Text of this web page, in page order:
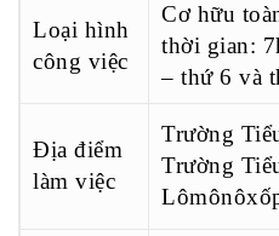
Loại hình
công việc
Cơ hữu
thời gian:
– thứ 6 và
Địa điểm
làm việc
Trường
Trường